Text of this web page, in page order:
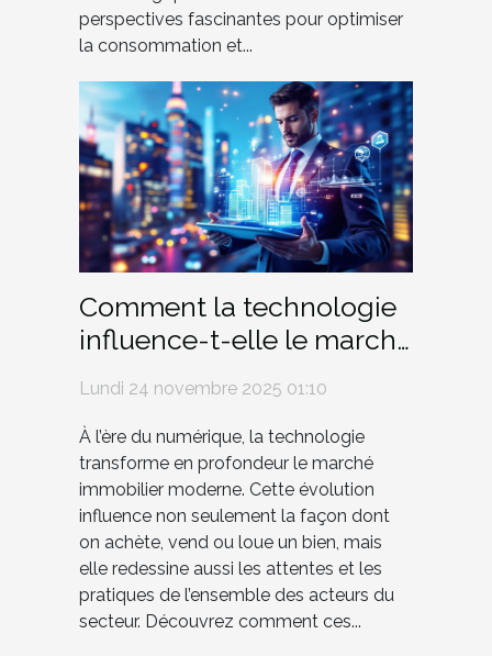
perspectives fascinantes pour optimiser
la consommation et...
Comment la technologie
influence-t-elle le marché
Lundi 24 novembre 2025 01:10
À l’ère du numérique, la technologie
transforme en profondeur le marché
immobilier moderne. Cette évolution
influence non seulement la façon dont
on achète, vend ou loue un bien, mais
elle redessine aussi les attentes et les
pratiques de l’ensemble des acteurs du
secteur. Découvrez comment ces...